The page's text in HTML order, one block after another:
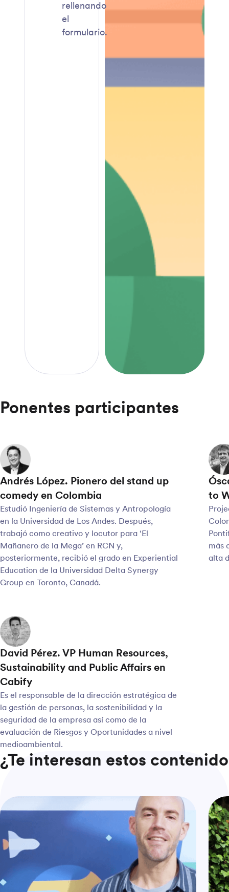
rellenando
el
formulario.
Ponentes participantes
Andrés López. Pionero del stand up
comedy en Colombia
Estudió Ingeniería de Sistemas y Antropología
en la Universidad de Los Andes. Después,
trabajó como creativo y locutor para ‘El
Mañanero de la Mega’ en RCN y,
posteriormente, recibió el grado en Experiential
Education de la Universidad Delta Synergy
Group en Toronto, Canadá.
to
más
alta
David Pérez. VP Human Resources,
Sustainability and Public Affairs en
Cabify
Es el responsable de la dirección estratégica de
la gestión de personas, la sostenibilidad y la
seguridad de la empresa así como de la
evaluación de Riesgos y Oportunidades a nivel
medioambiental.
¿Te interesan estos